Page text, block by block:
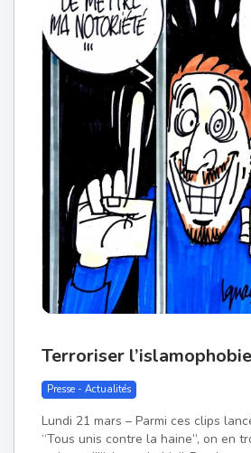
Terroriser l’islamophobie
Presse - Actualités
Lundi 21 mars – Parmi ces clips
“Tous unis contre la haine”, on en